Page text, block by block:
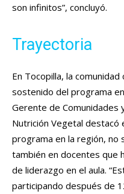
son infinitos”, concluyó.
Trayectoria
En Tocopilla, la
sostenido del programa
Gerente de Comunidades
Nutrición Vegetal destacó
programa en la región, no
también en docentes que
de liderazgo en el aula.
participando después de